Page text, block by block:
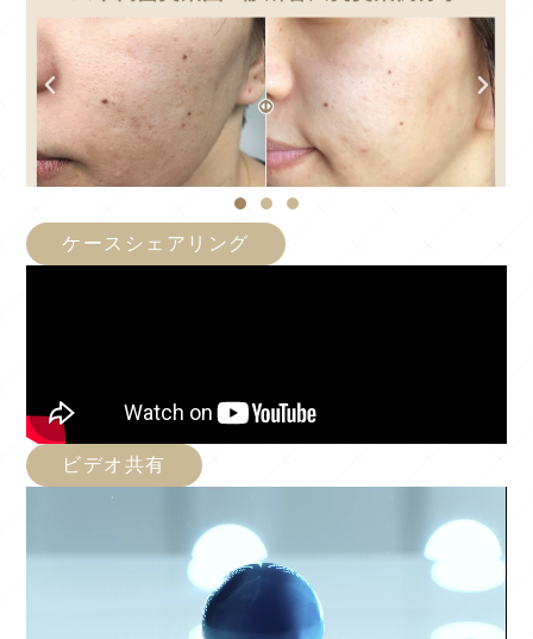
ケースシェアリング
ビデオ共有